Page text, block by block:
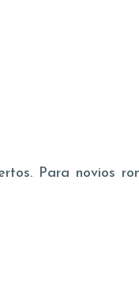
Para novios